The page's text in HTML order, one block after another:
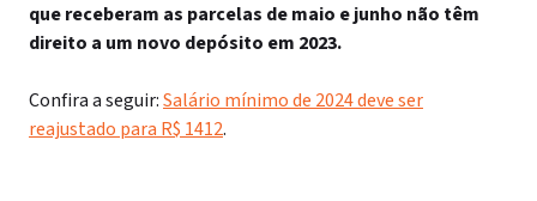
que receberam as parcelas de maio e junho não têm
direito a um novo depósito em 2023.
Confira a seguir:Salário mínimo de 2024 deve ser
reajustado para R$ 1412.